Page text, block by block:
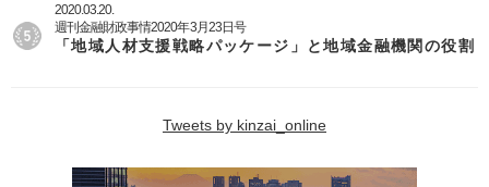
2020.03.20.
週刊金融財政事情2020年3月23日号
「地域人材支援戦略パッケージ」と地域金融機関の役割
Tweets by kinzai_online